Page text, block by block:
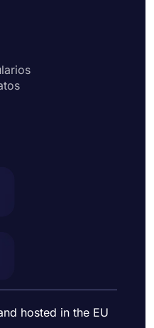
hosted in the EU